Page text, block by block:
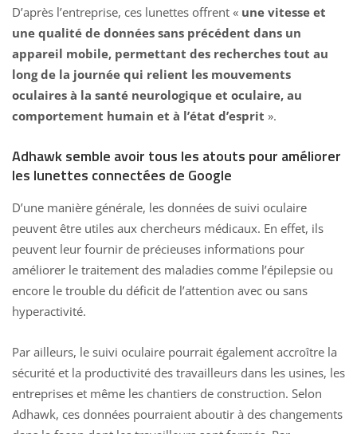
D’après l’entreprise, ces lunettes offrent « une vitesse et
une qualité de données sans précédent dans un
appareil mobile, permettant des recherches tout au
long de la journée qui relient les mouvements
oculaires à la santé neurologique et oculaire, au
comportement humain et à l’état d’esprit ».
Adhawk semble avoir tous les atouts pour améliorer
les lunettes connectées de Google
D’une manière générale, les données de suivi oculaire
peuvent être utiles aux chercheurs médicaux. En effet, ils
peuvent leur fournir de précieuses informations pour
améliorer le traitement des maladies comme l’épilepsie ou
encore le trouble du déficit de l’attention avec ou sans
hyperactivité.
Par ailleurs, le suivi oculaire pourrait également accroître la
sécurité et la productivité des travailleurs dans les usines, les
entreprises et même les chantiers de construction. Selon
Adhawk, ces données pourraient aboutir à des changements